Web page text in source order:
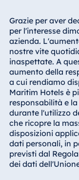
Grazie per aver
per l'interesse
azienda.
nostre vite
inaspettate. A
aumento della
a cui rendiamo
Maritim Hotels è
responsabilità e
durante l'utilizzo
che ricopre la
disposizioni
dati personali, in
previsti dal
dei dati